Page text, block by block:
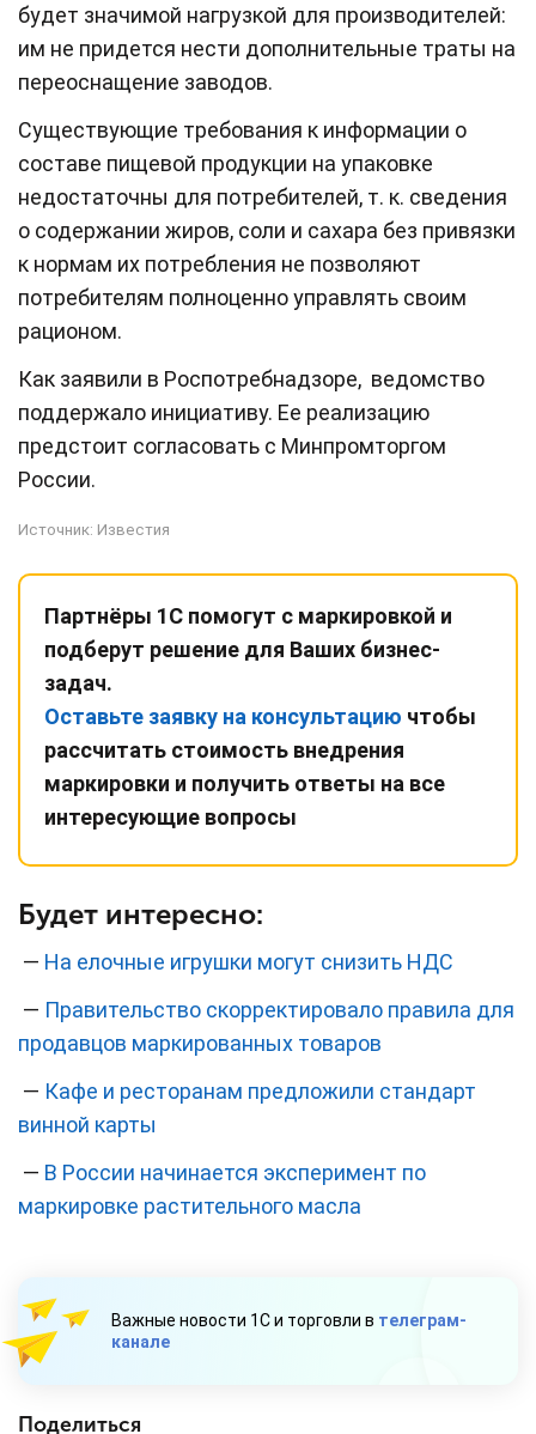
будет значимой нагрузкой для производителей:
им не придется нести дополнительные траты на
переоснащение заводов.
Существующие требования к информации о
составе пищевой продукции на упаковке
недостаточны для потребителей, т. к. сведения
о содержании жиров, соли и сахара без привязки
к нормам их потребления не позволяют
потребителям полноценно управлять своим
рационом.
Как заявили в Роспотребнадзоре, ведомство
поддержало инициативу. Ее реализацию
предстоит согласовать с Минпромторгом
России.
Источник: Известия
Партнёры 1С помогут с маркировкой и
подберут решение для Ваших бизнес-
задач.
Оставьте заявку на консультацию чтобы
рассчитать стоимость внедрения
маркировки и получить ответы на все
интересующие вопросы
Будет интересно:
— На елочные игрушки могут снизить НДС
— Правительство скорректировало правила для
продавцов маркированных товаров
— Кафе и ресторанам предложили стандарт
винной карты
— В России начинается эксперимент по
маркировке растительного масла
Важные новости 1С и торговли в телеграм-
канале
Поделиться